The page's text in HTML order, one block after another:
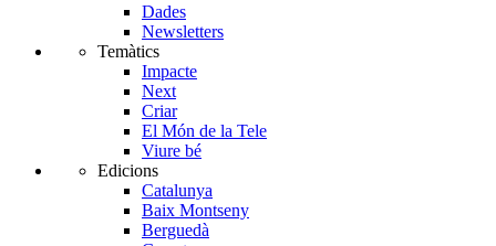
Dades
Newsletters
Temàtics
Impacte
Next
Criar
El Món de la Tele
Viure bé
Edicions
Catalunya
Baix Montseny
Berguedà